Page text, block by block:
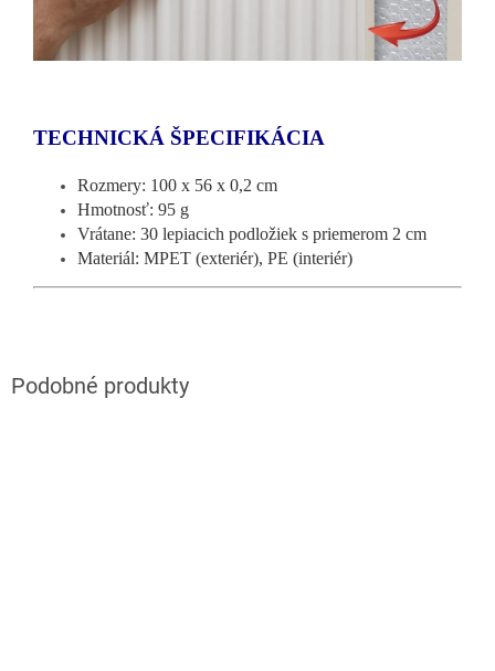
TECHNICKÁ ŠPECIFIKÁCIA
Rozmery: 100 x 56 x 0,2 cm
Hmotnosť: 95 g
Vrátane: 30 lepiacich podložiek s priemerom 2 cm
Materiál: MPET (exteriér), PE (interiér)